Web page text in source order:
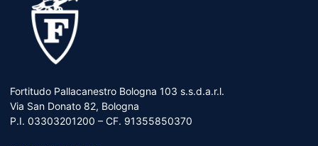
Fortitudo Pallacanestro Bologna 103 s.s.d.a.r.l.
Via San Donato 82, Bologna
P.I. 03303201200 – CF. 91355850370